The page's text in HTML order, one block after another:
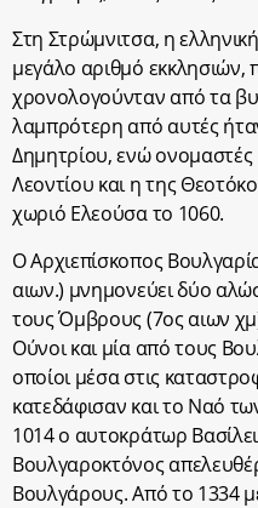
Στη Στρώμνιτσα, η
μεγάλο αριθμό εκκλησιών,
χρονολογούνταν από τα
λαμπρότερη από αυτές
Δημητρίου, ενώ ονομαστές
Λεοντίου και η της
χωριό Ελεούσα το 1060.
Ο Αρχιεπίσκοπος
αιων.) μνημονεύει δύο
τους Όμβρους (7ος αιων
Ούνοι και μία από τους
οποίοι μέσα στις
κατεδάφισαν και το Ναό
1014 ο αυτοκράτωρ
Βουλγαροκτόνος
Βουλγάρους. Από το 1334